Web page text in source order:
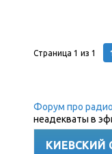
Страница 1 из 1
Форум про
неадекваты в
КИЕВСКИЙ